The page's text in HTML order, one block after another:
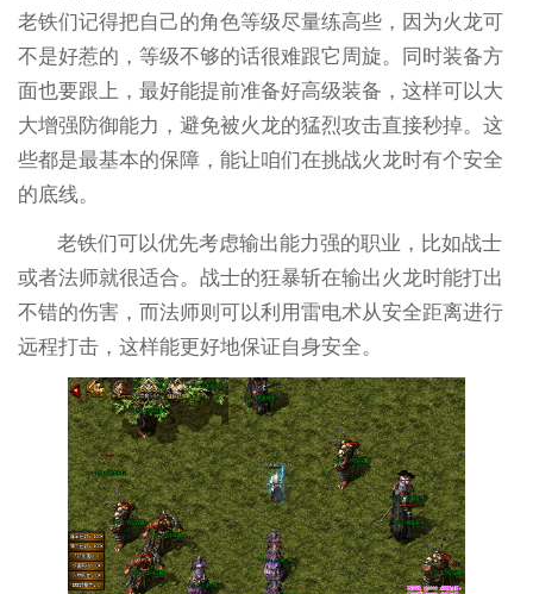
老铁们记得把自己的角色等级尽量练高些，因为火龙可
不是好惹的，等级不够的话很难跟它周旋。同时装备方
面也要跟上，最好能提前准备好高级装备，这样可以大
大增强防御能力，避免被火龙的猛烈攻击直接秒掉。这
些都是最基本的保障，能让咱们在挑战火龙时有个安全
的底线。
老铁们可以优先考虑输出能力强的职业，比如战士
或者法师就很适合。战士的狂暴斩在输出火龙时能打出
不错的伤害，而法师则可以利用雷电术从安全距离进行
远程打击，这样能更好地保证自身安全。